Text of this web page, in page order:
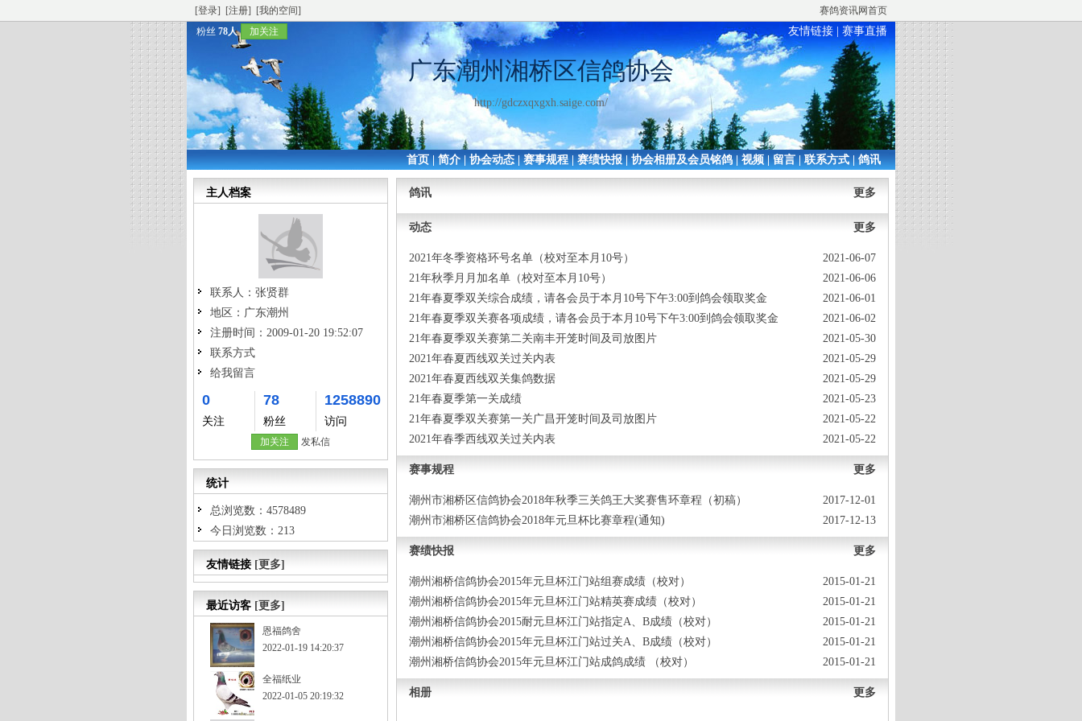
[登录] [注册] [我的空间]
赛鸽资讯网首页
粉丝 78人 加关注 友情链接 赛事直播
广东潮州湘桥区信鸽协会
http://gdczxqxgxh.saige.com/
首页|简介|协会动态|赛事规程|赛绩快报|协会相册及会员铭鸽|视频|留言|联系方式|鸽讯
主人档案
联系人： 张贤群
地区： 广东潮州
注册时间： 2009-01-20 19:52:07
联系方式
给我留言
0
关注
78
粉丝
1258890
访问
加关注 发私信
统计
总浏览数：4578489
今日浏览数：213
友情链接 [更多]
最近访客 [更多]
恩福鸽舍
2022-01-19 14:20:37
全福纸业
2022-01-05 20:19:32
鸽讯 更多
动态 更多
2021-06-07
2021年冬季资格环号名单（校对至本月10号）
2021-06-06
21年秋季月月加名单（校对至本月10号）
2021-06-01
21年春夏季双关综合成绩，请各会员于本月10号下午3:00到鸽会领取奖金
2021-06-02
21年春夏季双关赛各项成绩，请各会员于本月10号下午3:00到鸽会领取奖金
2021-05-30
21年春夏季双关赛第二关南丰开笼时间及司放图片
2021-05-29
2021年春夏西线双关过关内表
2021-05-29
2021年春夏西线双关集鸽数据
2021-05-23
21年春夏季第一关成绩
2021-05-22
21年春夏季双关赛第一关广昌开笼时间及司放图片
2021-05-22
2021年春季西线双关过关内表
赛事规程 更多
2017-12-01
潮州市湘桥区信鸽协会2018年秋季三关鸽王大奖赛售环章程（初稿）
2017-12-13
潮州市湘桥区信鸽协会2018年元旦杯比赛章程(通知)
赛绩快报 更多
2015-01-21
潮州湘桥信鸽协会2015年元旦杯江门站组赛成绩（校对）
2015-01-21
潮州湘桥信鸽协会2015年元旦杯江门站精英赛成绩（校对）
2015-01-21
潮州湘桥信鸽协会2015耐元旦杯江门站指定A、B成绩（校对）
2015-01-21
潮州湘桥信鸽协会2015年元旦杯江门站过关A、B成绩（校对）
2015-01-21
潮州湘桥信鸽协会2015年元旦杯江门站成鸽成绩 （校对）
相册 更多